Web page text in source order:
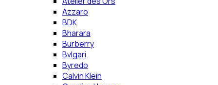
Azzaro
BDK
Bharara
Burberry
Bvlgari
Byredo
Calvin Klein